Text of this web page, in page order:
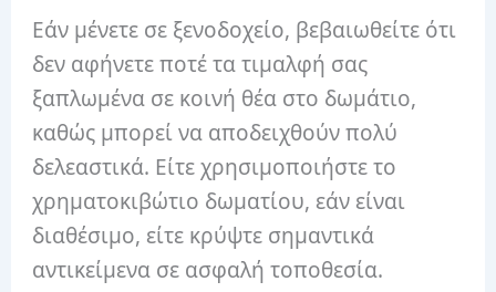
Εάν μένετε σε ξενοδοχείο, βεβαιωθείτε ότι
δεν αφήνετε ποτέ τα τιμαλφή σας
ξαπλωμένα σε κοινή θέα στο δωμάτιο,
καθώς μπορεί να αποδειχθούν πολύ
δελεαστικά. Είτε χρησιμοποιήστε το
χρηματοκιβώτιο δωματίου, εάν είναι
διαθέσιμο, είτε κρύψτε σημαντικά
αντικείμενα σε ασφαλή τοποθεσία.